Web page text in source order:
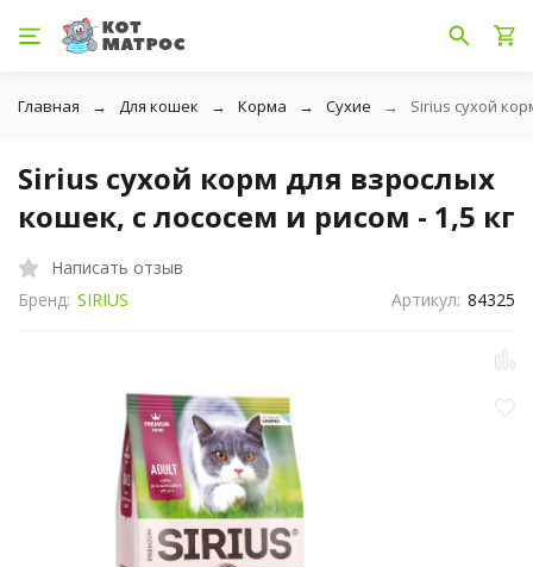
Главная Для кошек Корма Сухие Sirius сухой
Sirius сухой корм для взрослых
кошек, с лососем и рисом - 1,5 кг
Написать отзыв
Бренд: SIRIUS Артикул: 84325